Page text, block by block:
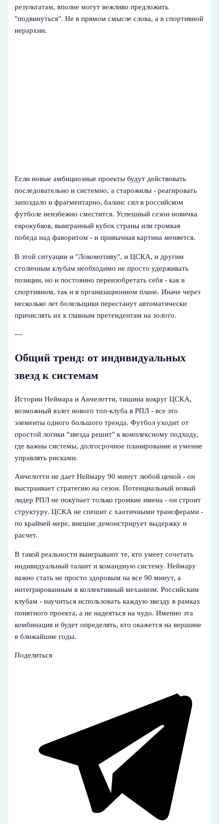
результатам, вполне могут вежливо предложить
"подвинуться". Не в прямом смысле слова, а в спортивной
иерархии.
Если новые амбициозные проекты будут действовать
последовательно и системно, а старожилы - реагировать
запоздало и фрагментарно, баланс сил в российском
футболе неизбежно сместится. Успешный сезон новичка
еврокубков, выигранный кубок страны или громкая
победа над фаворитом - и привычная картина меняется.
В этой ситуации и "Локомотиву", и ЦСКА, и другим
столичным клубам необходимо не просто удерживать
позиции, но и постоянно переизобретать себя - как в
спортивном, так и в организационном плане. Иначе через
несколько лет болельщики перестанут автоматически
причислять их к главным претендентам на золото.
---
Общий тренд: от индивидуальных
звезд к системам
Истории Неймара и Анчелотти, тишина вокруг ЦСКА,
возможный взлет нового топ-клуба в РПЛ - все это
элементы одного большого тренда. Футбол уходит от
простой логики "звезда решит" к комплексному подходу,
где важны системы, долгосрочное планирование и умение
управлять рисками.
Анчелотти не дает Неймару 90 минут любой ценой - он
выстраивает стратегию на сезон. Потенциальный новый
лидер РПЛ не покупает только громкие имена - он строит
структуру. ЦСКА не спешит с хаотичными трансферами -
по крайней мере, внешне демонстрирует выдержку и
расчет.
В такой реальности выигрывают те, кто умеет сочетать
индивидуальный талант и командную систему. Неймару
важно стать не просто здоровым на все 90 минут, а
интегрированным в коллективный механизм. Российским
клубам - научиться использовать каждую звезду в рамках
понятного проекта, а не надеяться на чудо. Именно эта
комбинация и будет определять, кто окажется на вершине
в ближайшие годы.
Поделиться